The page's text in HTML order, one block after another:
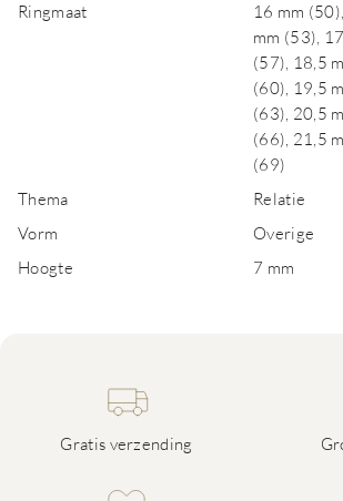
Ringmaat
16 mm
mm (53),
(57), 18,5
(60), 19,5
(63), 20,5
(66), 21,5
(69)
Thema
Relatie
Vorm
Overige
Hoogte
7 mm
Gratis verzending